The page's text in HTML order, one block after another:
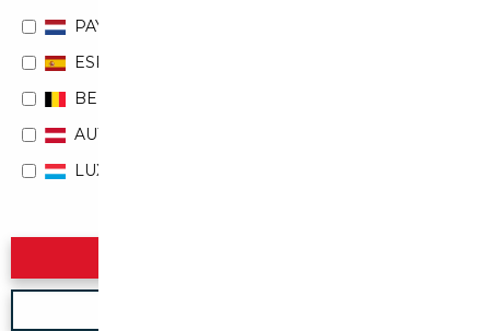
PAYS-BAS
ESPAGNE
BELGIQUE
AUTRICHE
LUXEMBOURG